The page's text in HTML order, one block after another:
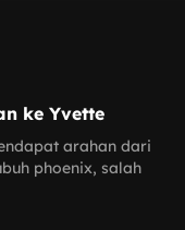
ke Yvette
arahan dari
phoenix, salah